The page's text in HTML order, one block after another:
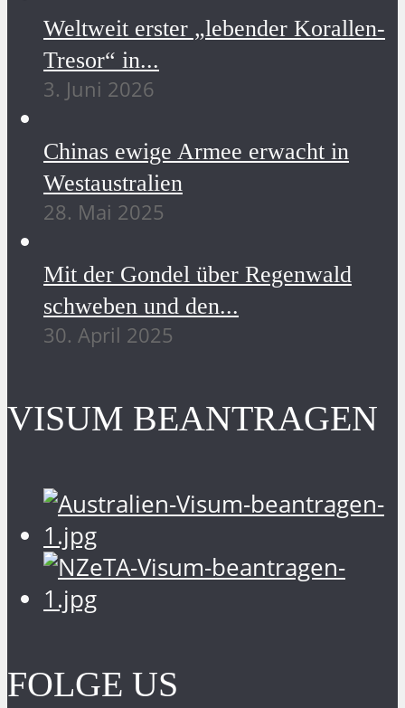
Weltweit erster „lebender Korallen-
Tresor“ in...
3. Juni 2026
Chinas ewige Armee erwacht in
Westaustralien
28. Mai 2025
Mit der Gondel über Regenwald
schweben und den...
30. April 2025
VISUM BEANTRAGEN
FOLGE US